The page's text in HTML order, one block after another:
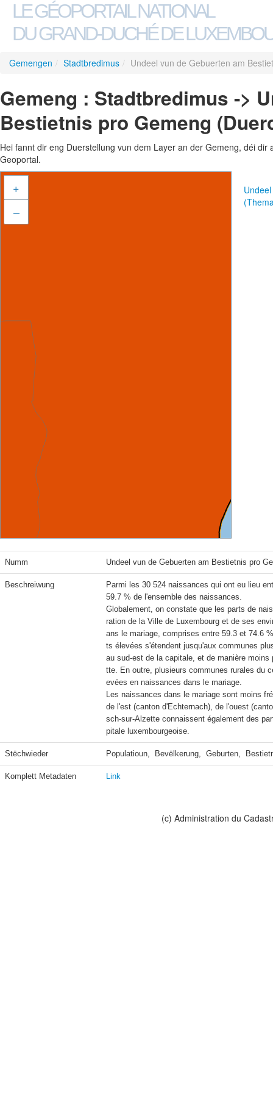
LE GÉOPORTAIL NATIONAL
DU GRAND-DUCHÉ DE
Gemengen / Stadtbredimus / Undeel vun de Gebuerten am
Gemeng : Stadtbredimus ->
Bestietnis pro Gemeng
Hei fannt dir eng Duerstellung vun dem Layer an der Gemeng, déi
Geoportal.
+
–
Numm Undeel vun de Gebuerten am Bestietnis pro
Beschreiwung
Parmi les 30 524 naissances qui ont eu lieu
59.7 % de l'ensemble des naissances.
Globalement, on constate que les parts de
ration de la Ville de Luxembourg et de ses
ans le mariage, comprises entre 59.3 et 74.6
ts élevées s'étendent jusqu'aux communes
au sud-est de la capitale, et de manière
tte. En outre, plusieurs communes rurales du
evées en naissances dans le mariage.
Les naissances dans le mariage sont moins
de l'est (canton d'Echternach), de l'ouest
sch-sur-Alzette connaissent également des
pitale luxembourgeoise.
Stëchwieder Populatioun,  Bevëlkerung,  Geburten,
Komplett Metadaten Link
(c) Administration du